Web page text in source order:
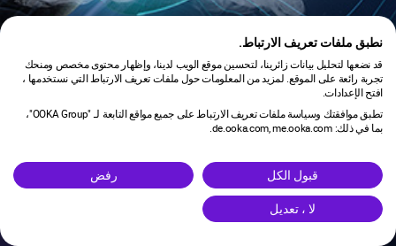
is under maintenance.
نطبق ملفات تعريف الارتباط.
قد نضعها لتحليل بيانات زائرينا، لتحسين موقع الويب لدينا، وإظهار محتوى مخصص ومنحك
تجربة رائعة على الموقع. لمزيد من المعلومات حول ملفات تعريف الارتباط التي نستخدمها ،
افتح الإعدادات.
تطبق موافقتك وسياسة ملفات تعريف الارتباط على جميع مواقع التابعة لـ "OOKA Group"،
بما في ذلك: de.ooka.com, me.ooka.com.
قبول الكل رفض
لا ، تعديل